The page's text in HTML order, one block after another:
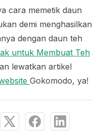
cara memetik daun
demi menghasilkan
dengan daun teh
untuk Membuat Teh
lewatkan artikel
Gokomodo, ya!